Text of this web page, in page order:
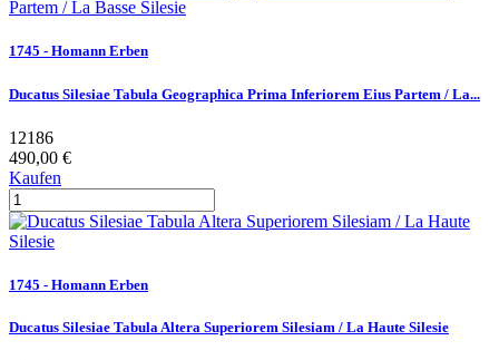
1745 - Homann Erben
Ducatus Silesiae Tabula Geographica Prima Inferiorem Eius Partem / La...
12186
490,00 €
Kaufen
1745 - Homann Erben
Ducatus Silesiae Tabula Altera Superiorem Silesiam / La Haute Silesie